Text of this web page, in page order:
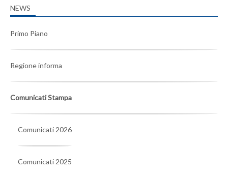
NEWS
Primo Piano
Regione informa
Comunicati Stampa
Comunicati 2026
Comunicati 2025